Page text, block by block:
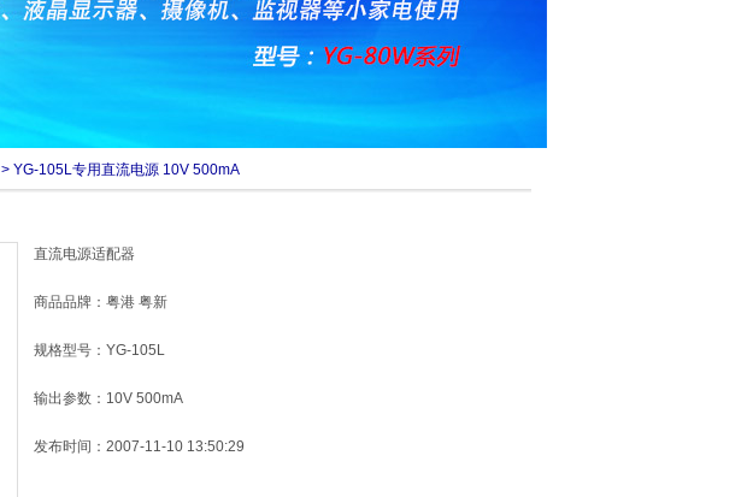
直流电源适配器
商品品牌：粤港 粤新
规格型号：YG-105L
输出参数：10V 500mA
发布时间：2007-11-10 13:50:29
> YG-105L专用直流电源 10V 500mA